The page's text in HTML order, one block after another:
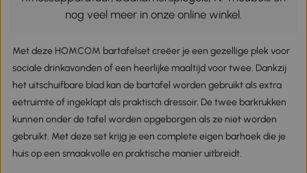
nog veel meer in onze online winkel.
Met deze HOMCOM bartafelset creëer je een gezellige plek voor
sociale drinkavonden of een heerlijke maaltijd voor twee. Dankzij
het uitschuifbare blad kan de bartafel worden gebruikt als extra
eetruimte of ingeklapt als praktisch dressoir. De twee barkrukken
kunnen onder de tafel worden opgeborgen als ze niet worden
gebruikt. Met deze set krijg je een complete eigen barhoek die je
huis op een smaakvolle en praktische manier uitbreidt.